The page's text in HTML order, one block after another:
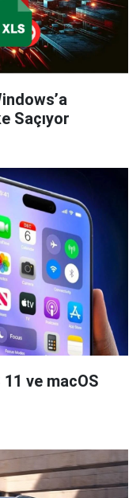
Saçıyor
ve macOS